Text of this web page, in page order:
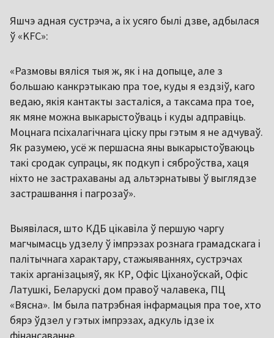
Яшчэ адная сустрэча, а іх усяго былі дзве, адбылася
ў «KFC»:
«Размовы вяліся тыя ж, як і на допыце, але з
большаю канкрэтыкаю пра тое, куды я ездзіў, каго
ведаю, якія кантакты засталіся, а таксама пра тое,
як мяне можна выкарыстоўваць і куды адправіць.
Моцнага псіхалагічнага ціску пры гэтым я не адчуваў.
Як разумею, усё ж першасна яны выкарыстоўваюць
такі сродак супрацы, як подкуп і сяброўства, хаця
ніхто не застрахаваны ад альтэрнатывы ў выглядзе
застрашвання і пагрозаў».
Выявілася, што КДБ цікавіла ў першую чаргу
магчымасць удзелу ў імпрэзах рознага грамадскага і
палітычнага характару, стажыяваннях, сустрэчах
такіх арганізацыяў, як КР, Офіс Ціханоўскай, Офіс
Латушкі, Беларускі дом правоў чалавека, ПЦ
«Вясна». Ім была патрэбная інфармацыя пра тое, хто
бярэ ўдзел у гэтых імпрэзах, адкуль ідзе іх